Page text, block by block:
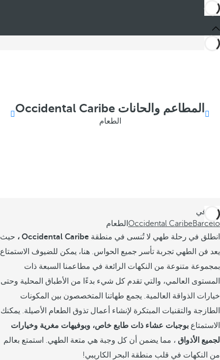
المطاعم والحانات Occidental Caribe
الطعام
أنت في
Barceló
Occidental Caribe الطعام
انطلق في رحلة طهي لا تُنسى في منطقة Occidental Caribe ،
حيث
يعد فن الطهي تجربة تأسر جميع الحواس. هنا، يمكن للضيوف الاستمتاع
بمجموعة متنوعة من النكهات الرائعة في مطاعمنا السبعة ذات
المستوى العالمي، والتي تقدم كل شيء بدءًا من الأطباق المحلية وحتى
خيارات الذواقة العالمية. يجمع طهاتنا المتخصصون بين المكونات
الطازجة والتقنيات المبتكرة لإنشاء أعمال تذوق الطعام الأصيلة. يمكنك
الاستمتاع بوجبات عشاء ذات طابع خاص، وبوفيهات مغرية وخيارات
لجميع الأذواق ، مما يضمن أن كل وجبة هي متعة الطهي. استمتع بعالم
من النكهات في قلب منطقة البحر الكاريبي!